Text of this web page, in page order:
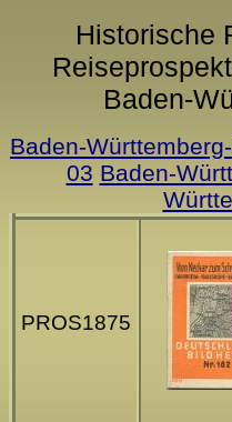
Historische
Baden-
Baden-
03 Baden-
PROS1875